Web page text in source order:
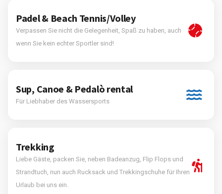
Padel & Beach Tennis/Volley
Verpassen Sie nicht die Gelegenheit, Spaß zu haben, auch
wenn Sie kein echter Sportler sind!
Sup, Canoe & Pedalò rental
Für Liebhaber des Wassersports
Trekking
Liebe Gäste, packen Sie, neben Badeanzug, Flip Flops und
Strandtuch, nun auch Rucksack und Trekkingschuhe für Ihren
Urlaub bei uns ein.